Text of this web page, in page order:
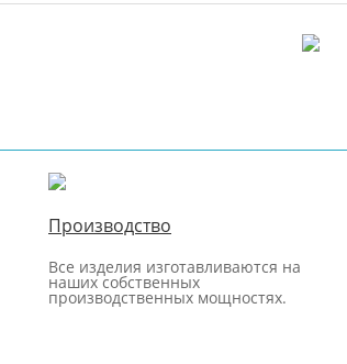
Производство
Все изделия изготавливаются на
наших собственных
производственных мощностях.